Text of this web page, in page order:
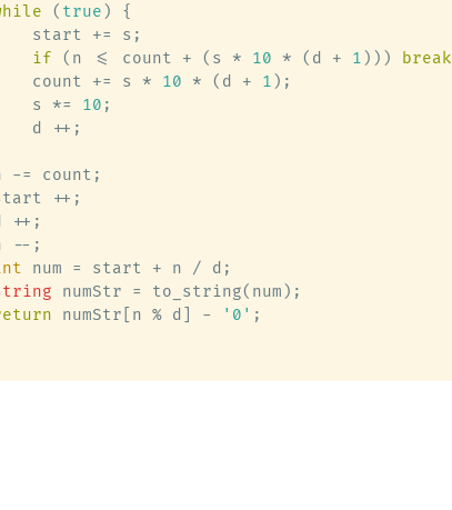
( true ) {
start += s;
if (n <= count + (s * 10 * (d + 1 ))) break
count += s *
10 * (d + 1 );
s *=
10 ;
d ++;
-= count;
++;
++;
--;
num = start + n / d;
numStr = to_string(num);
numStr[n % d] - '0' ;